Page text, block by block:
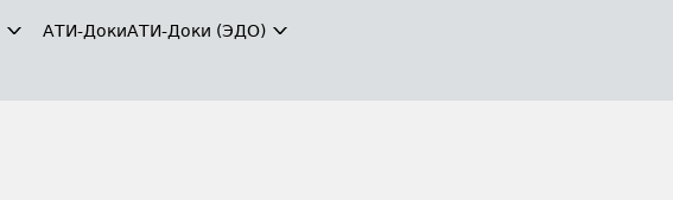
АТИ-ДокиАТИ-Доки (ЭДО)